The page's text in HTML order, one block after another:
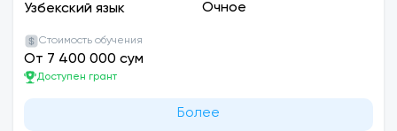
Узбекский язык Очное
Стоимость обучения
От 7 400 000 сум
Доступен грант
Более